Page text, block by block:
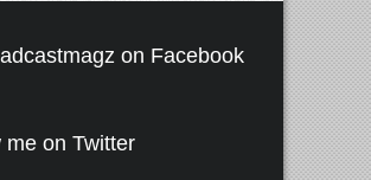
on Facebook
me on Twitter